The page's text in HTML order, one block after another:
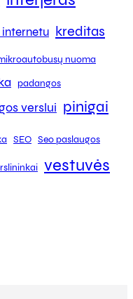
kreditas
nuoma
padangos
verslui pinigai
SEO Seo paslaugos
vestuvės